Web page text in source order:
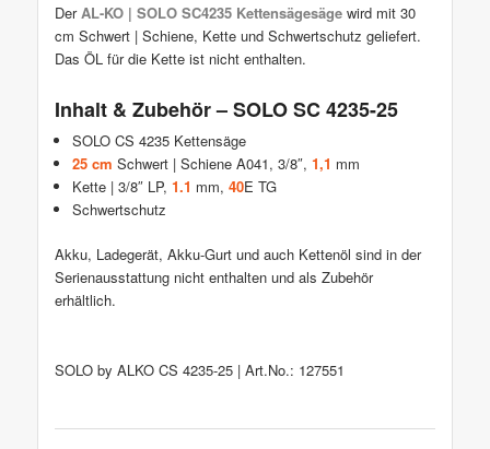
Der AL-KO | SOLO SC4235 Kettensägesägewird mit 30
cm Schwert | Schiene, Kette und Schwertschutz geliefert.
Das ÖL für die Kette ist nicht enthalten.
Inhalt & Zubehör – SOLO SC 4235-25
SOLO CS 4235 Kettensäge
25 cm Schwert | Schiene A041, 3/8″,1,1 mm
Kette | 3/8″ LP,1.1 mm,40E TG
Schwertschutz
Akku, Ladegerät, Akku-Gurt und auch Kettenöl sind in der
Serienausstattung nicht enthalten und als Zubehör
erhältlich.
SOLO by ALKO CS 4235-25 | Art.No.: 127551